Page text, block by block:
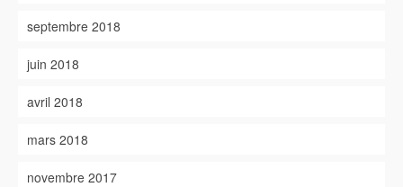
septembre 2018
juin 2018
avril 2018
mars 2018
novembre 2017